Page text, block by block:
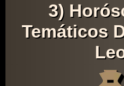
3)
Temáticos